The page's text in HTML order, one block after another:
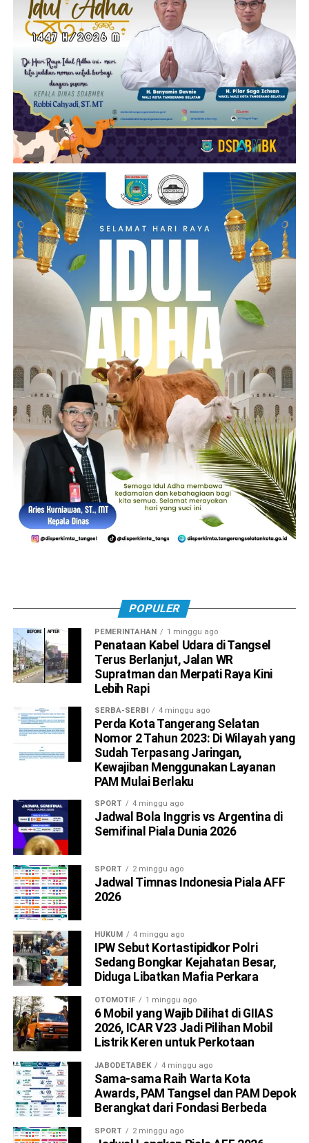
POPULER
PEMERINTAHAN 1 minggu ago
Penataan Kabel Udara di Tangsel
Terus Berlanjut, Jalan WR
Supratman dan Merpati Raya Kini
Lebih Rapi
SERBA-SERBI 4 minggu ago
Perda Kota Tangerang Selatan
Nomor 2 Tahun 2023: Di Wilayah yang
Sudah Terpasang Jaringan,
Kewajiban Menggunakan Layanan
PAM Mulai Berlaku
SPORT 4 minggu ago
Jadwal Bola Inggris vs Argentina di
Semifinal Piala Dunia 2026
SPORT 2 minggu ago
Jadwal Timnas Indonesia Piala AFF
2026
HUKUM 4 minggu ago
IPW Sebut Kortastipidkor Polri
Sedang Bongkar Kejahatan Besar,
Diduga Libatkan Mafia Perkara
OTOMOTIF 1 minggu ago
6 Mobil yang Wajib Dilihat di GIIAS
2026, ICAR V23 Jadi Pilihan Mobil
Listrik Keren untuk Perkotaan
JABODETABEK 4 minggu ago
Sama-sama Raih Warta Kota
Awards, PAM Tangsel dan PAM Depok
Berangkat dari Fondasi Berbeda
SPORT 2 minggu ago